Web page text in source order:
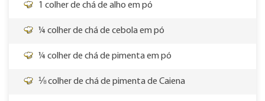
1 colher de chá de alho em pó
¼ colher de chá de cebola em pó
¼ colher de chá de pimenta em pó
⅛ colher de chá de pimenta de Caiena